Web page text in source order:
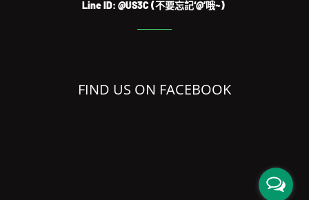
Line ID: @US3C (不要忘記‘@’哦~)
FIND US ON FACEBOOK